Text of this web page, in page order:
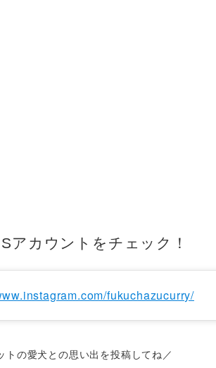
アカウントをチェック！
fukuchazucurry/
トの愛犬との思い出を投稿してね／